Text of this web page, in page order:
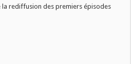
ce
mercredi!
rediffusion des premiers épisodes